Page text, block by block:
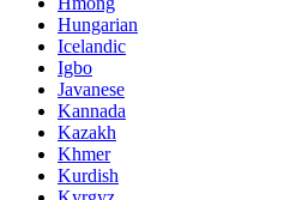
Hungarian
Icelandic
Igbo
Javanese
Kannada
Kazakh
Khmer
Kurdish